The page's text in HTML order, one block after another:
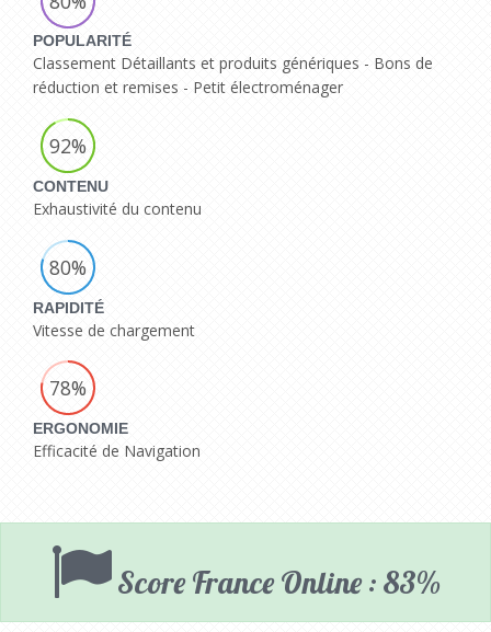
POPULARITÉ
Classement Détaillants et produits génériques - Bons de
réduction et remises - Petit électroménager
92%
CONTENU
Exhaustivité du contenu
80%
RAPIDITÉ
Vitesse de chargement
78%
ERGONOMIE
Efficacité de Navigation
Score France Online : 83%